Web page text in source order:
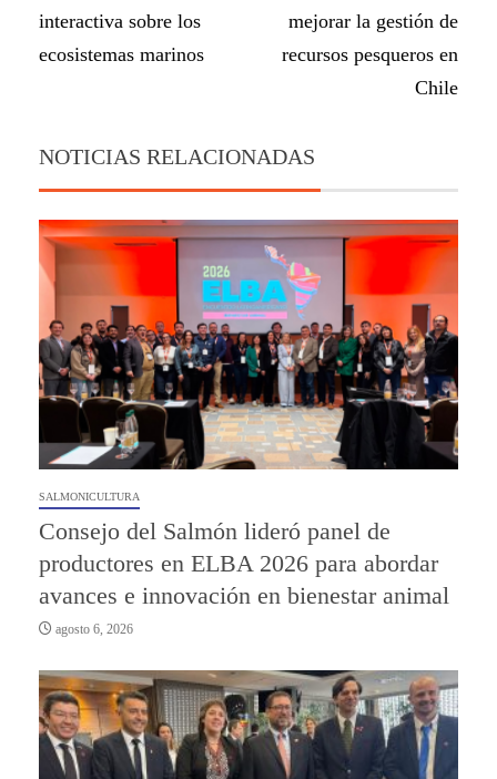
interactiva sobre los
ecosistemas marinos
mejorar la gestión de
recursos pesqueros en
Chile
NOTICIAS RELACIONADAS
SALMONICULTURA
Consejo del Salmón lideró panel de
productores en ELBA 2026 para abordar
avances e innovación en bienestar animal
agosto 6, 2026